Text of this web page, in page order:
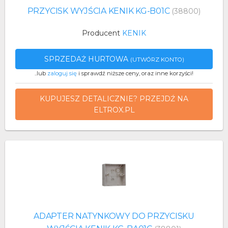
PRZYCISK WYJŚCIA KENIK KG-B01C (38800)
Producent KENIK
SPRZEDAŻ HURTOWA (UTWÓRZ KONTO)
..lub zaloguj się i sprawdź niższe ceny, oraz inne korzyści!
KUPUJESZ DETALICZNIE? PRZEJDŹ NA
ELTROX.PL
ADAPTER NATYNKOWY DO PRZYCISKU